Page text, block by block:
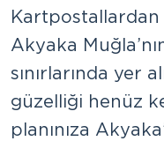
Kartpostallardan
Akyaka
sınırlarında yer
güzelliği henüz
planınıza